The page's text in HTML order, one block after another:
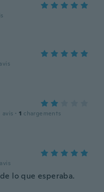
avis
avis · 1 chargements
avis
lo que esperaba.